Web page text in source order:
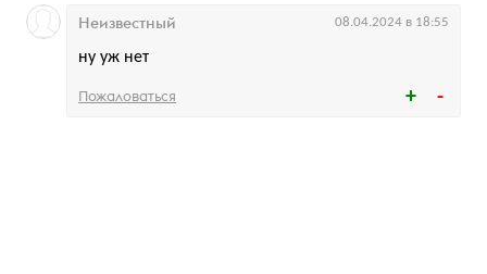
ну уж нет
Неизвестный 08.04.2024 в 18:55
Пожаловаться